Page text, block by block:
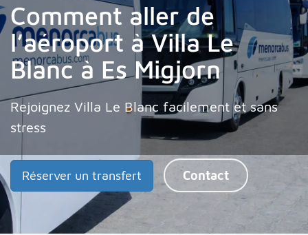
Comment aller de
l’aéroport à Villa Le
Blanc à Es Migjorn
Rejoignez Villa Le Blanc facilement et sans
stress
Réserver un transfert Contact